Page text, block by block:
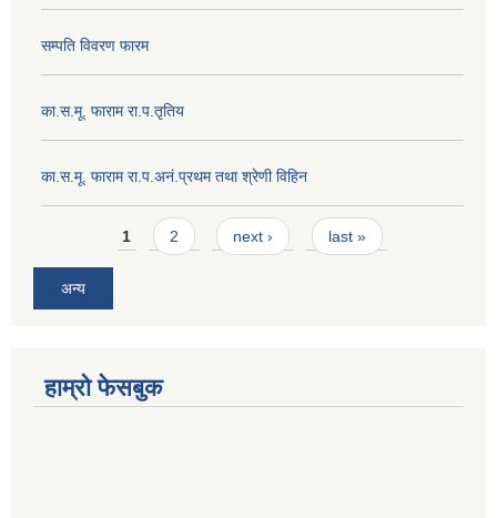
सम्पति विवरण फारम
का.स.मू. फाराम रा.प.तृतिय
का.स.मू. फाराम रा.प.अनं.प्रथम तथा श्रेणी विहिन
Pages1 2 next › last »
अन्य
हाम्रो फेसबुक